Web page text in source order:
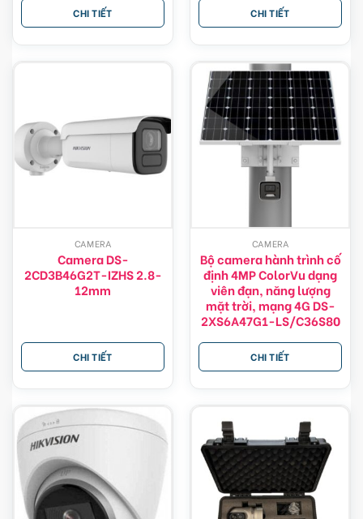
CHI TIẾT CHI TIẾT
CAMERA
Camera DS-
2CD3B46G2T-IZHS 2.8-
12mm
CHI TIẾT
CAMERA
Bộ camera hành trình cố
định 4MP ColorVu dạng
viên đạn, năng lượng
mặt trời, mạng 4G DS-
2XS6A47G1-LS/C36S80
CHI TIẾT